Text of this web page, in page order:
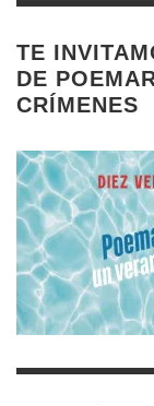
TE
DE
CRÍMENES